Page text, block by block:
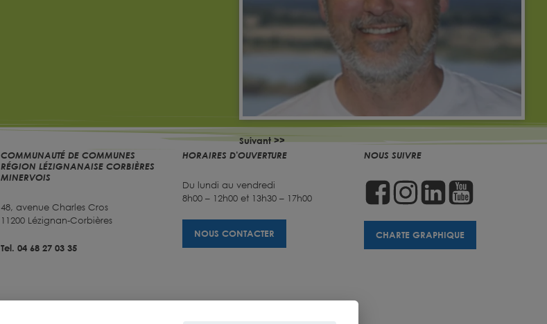
Suivant >>
COMMUNAUTÉ DE COMMUNES
RÉGION LÉZIGNANAISE CORBIÈRES
MINERVOIS
48, avenue Charles Cros
11200 Lézignan-Corbières
Tel. 04 68 27 03 35
HORAIRES D'OUVERTURE
Du lundi au vendredi
8h00 – 12h00 et 13h30 – 17h00
NOUS CONTACTER
NOUS SUIVRE
CHARTE GRAPHIQUE